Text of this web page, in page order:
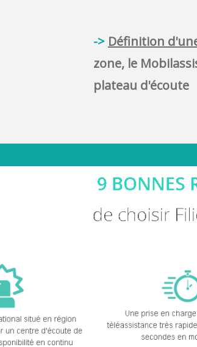
-> Définition
zone, le
plateau d'écoute